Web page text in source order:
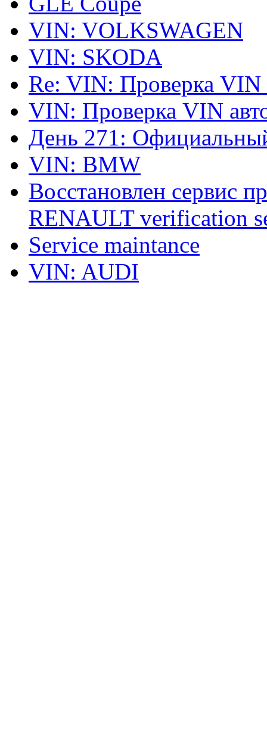
VIN: VOLKSWAGEN
VIN: SKODA
Re: VIN: Проверка VIN
VIN: Проверка VIN
День 271:
VIN: BMW
Восстановлен сервис
RENAULT verification
Service maintance
VIN: AUDI